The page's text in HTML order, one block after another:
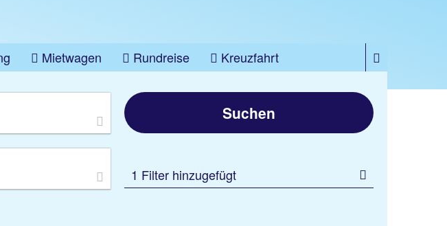
Mietwagen Rundreise
Kreuzfahrt
Suchen
1 Filter hinzugefügt